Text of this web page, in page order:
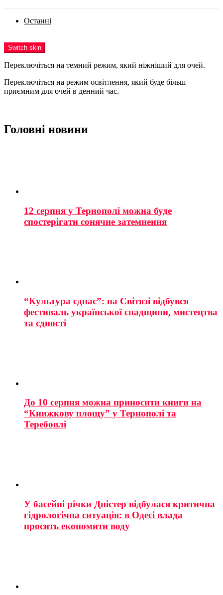
Останні
Switch skin
Переключіться на темний режим, який ніжніший для очей.
Переключіться на режим освітлення, який буде більш
приємним для очей в денний час.
Головні новини
12 серпня у Тернополі можна буде
спостерігати сонячне затемнення
“Культура єднає”: на Світязі відбувся
фестиваль української спадщини, мистецтва
та єдності
До 10 серпня можна приносити книги на
“Книжкову площу” у Тернополі та
Теребовлі
У басейні річки Дністер відбулася критична
гідрологічна ситуація: в Одесі влада
просить економити воду